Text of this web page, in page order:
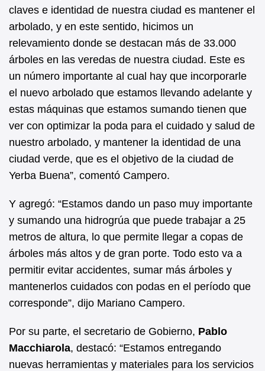
claves e identidad de nuestra ciudad es mantener el
arbolado, y en este sentido, hicimos un
relevamiento donde se destacan más de 33.000
árboles en las veredas de nuestra ciudad. Este es
un número importante al cual hay que incorporarle
el nuevo arbolado que estamos llevando adelante y
estas máquinas que estamos sumando tienen que
ver con optimizar la poda para el cuidado y salud de
nuestro arbolado, y mantener la identidad de una
ciudad verde, que es el objetivo de la ciudad de
Yerba Buena”, comentó Campero.
Y agregó: “Estamos dando un paso muy importante
y sumando una hidrogrúa que puede trabajar a 25
metros de altura, lo que permite llegar a copas de
árboles más altos y de gran porte. Todo esto va a
permitir evitar accidentes, sumar más árboles y
mantenerlos cuidados con podas en el período que
corresponde”, dijo Mariano Campero.
Por su parte, el secretario de Gobierno, Pablo
Macchiarola, destacó: “Estamos entregando
nuevas herramientas y materiales para los servicios